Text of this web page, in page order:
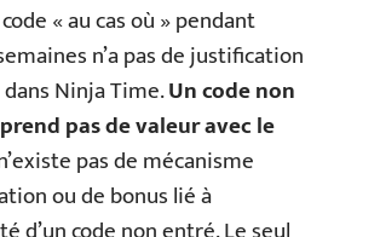
« au cas où » pendant
n’a pas de justification
Ninja Time.Un code non
pas de valeur avec le
pas de mécanisme
ou de bonus lié à